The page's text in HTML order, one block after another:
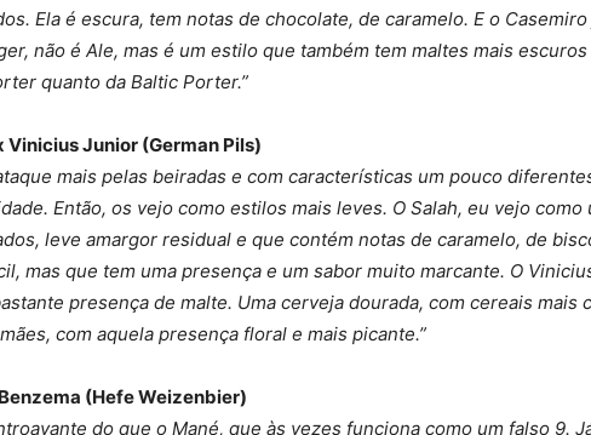
Ela é escura, tem notas de chocolate, de caramelo. E o
não é Ale, mas é um estilo que também tem maltes mais
quanto da Baltic Porter.”
Junior (German Pils)
mais pelas beiradas e com características um pouco
Então, os vejo como estilos mais leves. O Salah, eu vejo
leve amargor residual e que contém notas de caramelo, de
mas que tem uma presença e um sabor muito marcante. O
presença de malte. Uma cerveja dourada, com cereais
com aquela presença floral e mais picante.”
(Hefe Weizenbier)
do que o Mané, que às vezes funciona como um falso 9.